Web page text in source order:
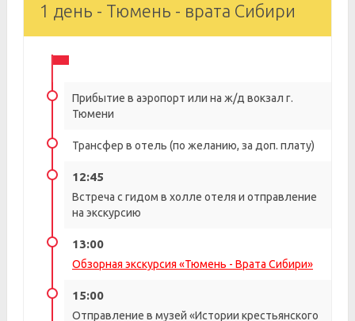
1 день - Тюмень - врата Сибири
Прибытие в аэропорт или на ж/д вокзал г.
Тюмени
Трансфер в отель (по желанию, за доп. плату)
12:45
Встреча с гидом в холле отеля и отправление
на экскурсию
13:00
Обзорная экскурсия «Тюмень - Врата Сибири»
15:00
Отправление в музей «Истории крестьянского